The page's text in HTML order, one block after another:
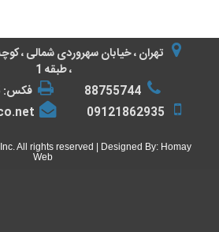
، طبقه 1
88755744
فکس: 88746015
09121862935
All rights reserved | Designed By: Homay
Web